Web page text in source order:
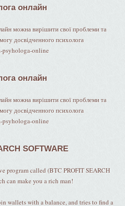
онлайн
можна вирішити свої проблеми та
досвідченного психолога
online
онлайн
можна вирішити свої проблеми та
досвідченного психолога
online
SOFTWARE
program called (BTC PROFIT SEARCH
can make you a rich man!
wallets with a balance, and tries to find a